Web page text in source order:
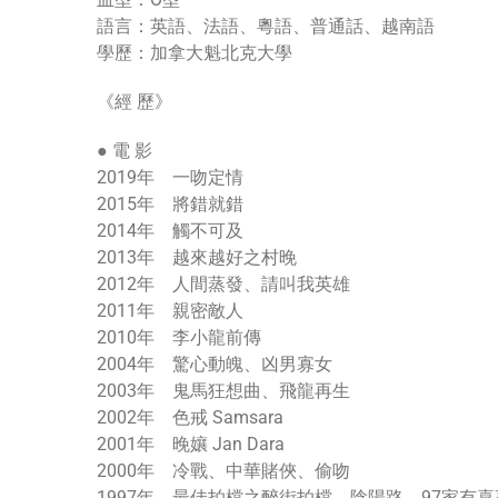
語言：英語、法語、粵語、普通話、越南語
學歷：加拿大魁北克大學
《經 歷》
● 電 影
2019年 一吻定情
2015年 將錯就錯
2014年 觸不可及
2013年 越來越好之村晚
2012年 人間蒸發、請叫我英雄
2011年 親密敵人
2010年 李小龍前傳
2004年 驚心動魄、凶男寡女
2003年 鬼馬狂想曲、飛龍再生
2002年 色戒 Samsara
2001年 晚孃 Jan Dara
2000年 冷戰、中華賭俠、偷吻